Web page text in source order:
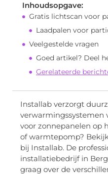
Inhoudsopgave:
Gratis lichtscan voor
Laadpalen voor
Veelgestelde vragen
Goed artikel? Deel
Gerelateerde
Installab verzorgt
verwarmingssystemen
voor zonnepanelen op
of warmtepomp?
bij Installab. De
installatiebedrijf in
graag over de